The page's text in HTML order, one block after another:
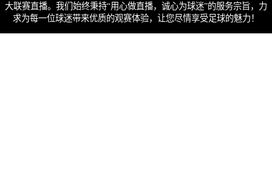
大联赛直播。我们始终秉持“用心做直播，诚心为球迷”的服务宗旨，力
求为每一位球迷带来优质的观赛体验，让您尽情享受足球的魅力！